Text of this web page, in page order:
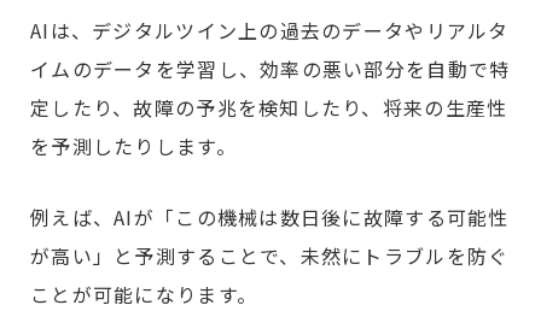
AIは、デジタルツイン上の過去のデータやリアルタ
イムのデータを学習し、効率の悪い部分を自動で特
定したり、故障の予兆を検知したり、将来の生産性
を予測したりします。
例えば、AIが「この機械は数日後に故障する可能性
が高い」と予測することで、未然にトラブルを防ぐ
ことが可能になります。